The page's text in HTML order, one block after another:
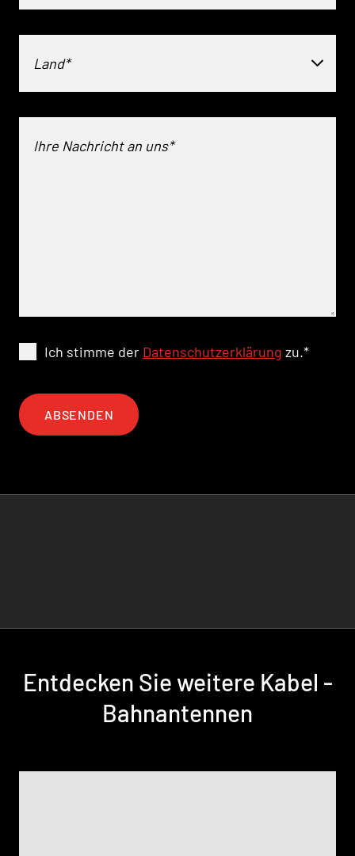
Land*
Ich stimme der Datenschutzerklärung zu.*
ABSENDEN
Entdecken Sie weitere Kabel -
Bahnantennen